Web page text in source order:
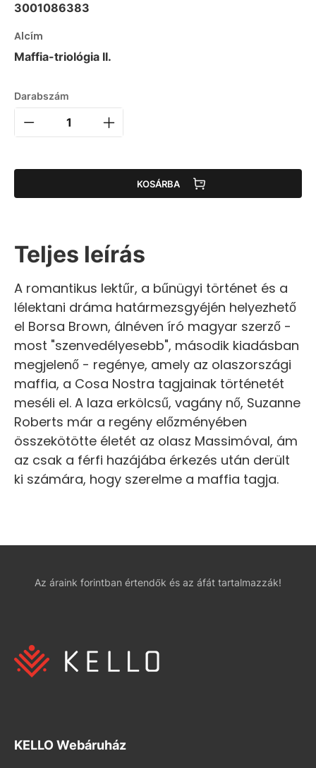
3001086383
Alcím
Maffia-triológia II.
Darabszám
KOSÁRBA
Teljes leírás
A romantikus lektűr, a bűnügyi történet és a
lélektani dráma határmezsgyéjén helyezhető
el Borsa Brown, álnéven író magyar szerző -
most "szenvedélyesebb", második kiadásban
megjelenő - regénye, amely az olaszországi
maffia, a Cosa Nostra tagjainak történetét
meséli el. A laza erkölcsű, vagány nő, Suzanne
Roberts már a regény előzményében
összekötötte életét az olasz Massimóval, ám
az csak a férfi hazájába érkezés után derült
ki számára, hogy szerelme a maffia tagja.
Az áraink forintban értendők és az áfát tartalmazzák!
KELLO Webáruház